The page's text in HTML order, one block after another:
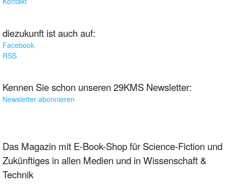
diezukunft ist auch auf:
Facebook
RSS
Kennen Sie schon unseren 29KMS Newsletter:
Newsletter abonnieren
Das Magazin mit E-Book-Shop für Science-Fiction und
Zukünftiges in allen Medien und in Wissenschaft &
Technik